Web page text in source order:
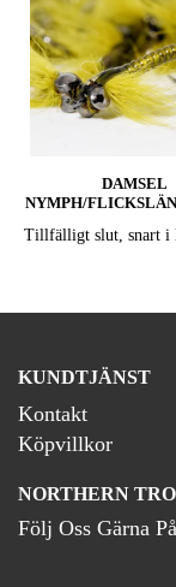
DAMSEL
NYMPH/
Tillfälligt slut, snart i
KUNDTJÄNST
Kontakt
Köpvillkor
NORTHERN
Följ Oss Gärna